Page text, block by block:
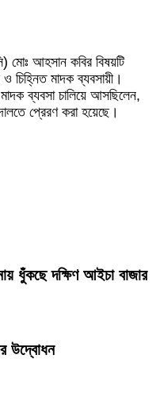
মোঃ আহসান কবির বিষয়টি
চিহ্নিত মাদক ব্যবসায়ী।
ব্যবসা চালিয়ে আসছিলেন,
প্রেরণ করা হয়েছে।
ধুঁকছে দক্ষিণ আইচা বাজার
উদ্বোধন